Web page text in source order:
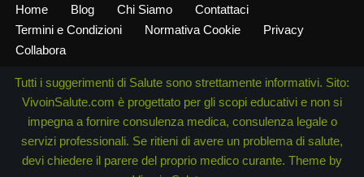
Home Blog Chi Siamo
Contattaci
Termini e Condizioni
Normativa Cookie
Privacy
Collabora
Tutti i suggerimenti di Salute sono strettamente informativi. Sito:
VivoinSalute.com è progettato per gli scopi educativi e non si
impegna a fornire consulenza medica, consulenza legale o
servizi professionali. Se ritieni di avere un problema di salute,
devi chiedere il parere del proprio medico curante. Theme by